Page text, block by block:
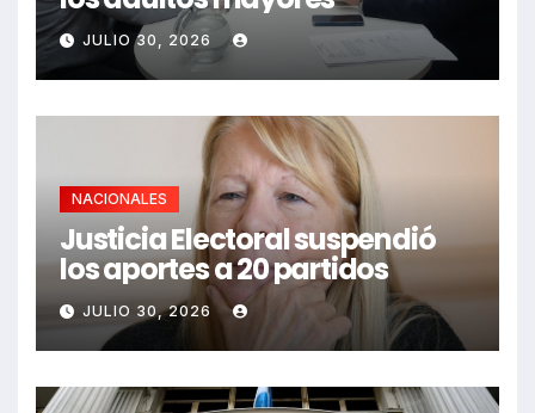
JULIO 30, 2026
NACIONALES
Justicia Electoral suspendió
los aportes a 20 partidos
JULIO 30, 2026